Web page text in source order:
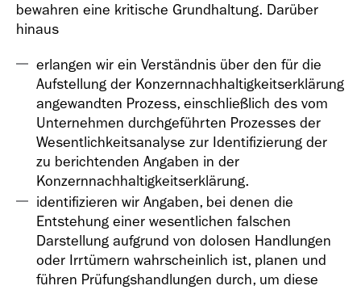
bewahren eine kritische Grundhaltung. Darüber
hinaus
erlangen wir ein Verständnis über den für die
Aufstellung der Konzernnachhaltigkeitserklärung
angewandten Prozess, einschließlich des vom
Unternehmen durchgeführten Prozesses der
Wesentlichkeitsanalyse zur Identifizierung der
zu berichtenden Angaben in der
Konzernnachhaltigkeitserklärung.
identifizieren wir Angaben, bei denen die
Entstehung einer wesentlichen falschen
Darstellung aufgrund von dolosen Handlungen
oder Irrtümern wahrscheinlich ist, planen und
führen Prüfungshandlungen durch, um diese